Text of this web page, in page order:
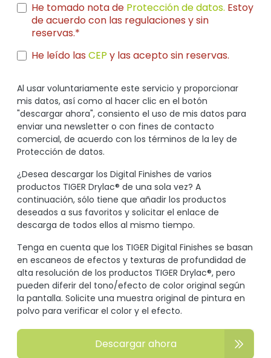
He tomado nota de Protección de datos. Estoy
de acuerdo con las regulaciones y sin
reservas.*
He leído las CEP y las acepto sin reservas.
Al usar voluntariamente este servicio y proporcionar
mis datos, así como al hacer clic en el botón
"descargar ahora", consiento el uso de mis datos para
enviar una newsletter o con fines de contacto
comercial, de acuerdo con los términos de la ley de
Protección de datos.
¿Desea descargar los Digital Finishes de varios
productos TIGER Drylac® de una sola vez? A
continuación, sólo tiene que añadir los productos
deseados a sus favoritos y solicitar el enlace de
descarga de todos ellos al mismo tiempo.
Tenga en cuenta que los TIGER Digital Finishes se basan
en escaneos de efectos y texturas de profundidad de
alta resolución de los productos TIGER Drylac®, pero
pueden diferir del tono/efecto de color original según
la pantalla. Solicite una muestra original de pintura en
polvo para verificar el color y el efecto.
Descargar ahora